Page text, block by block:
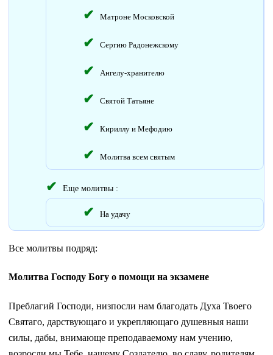
Матроне Московской
Сергию Радонежскому
Ангелу-хранителю
Святой Татьяне
Кириллу и Мефодию
Молитва всем святым
Еще молитвы :
На удачу
Все молитвы подряд:
Молитва Господу Богу о помощи на экзамене
Преблагий Господи, низпосли нам благодать Духа Твоего
Святаго, дарствующаго и укрепляющаго душевныя наши
силы, дабы, внимающе преподаваемому нам учению,